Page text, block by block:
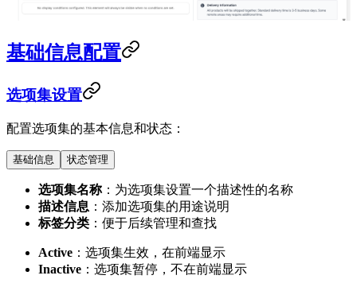
基础信息配置
选项集设置
配置选项集的基本信息和状态：
基础信息 状态管理
选项集名称：为选项集设置一个描述性的名称
描述信息 ：添加选项集的用途说明
标签分类 ：便于后续管理和查找
Active ：选项集生效，在前端显示
Inactive ：选项集暂停，不在前端显示